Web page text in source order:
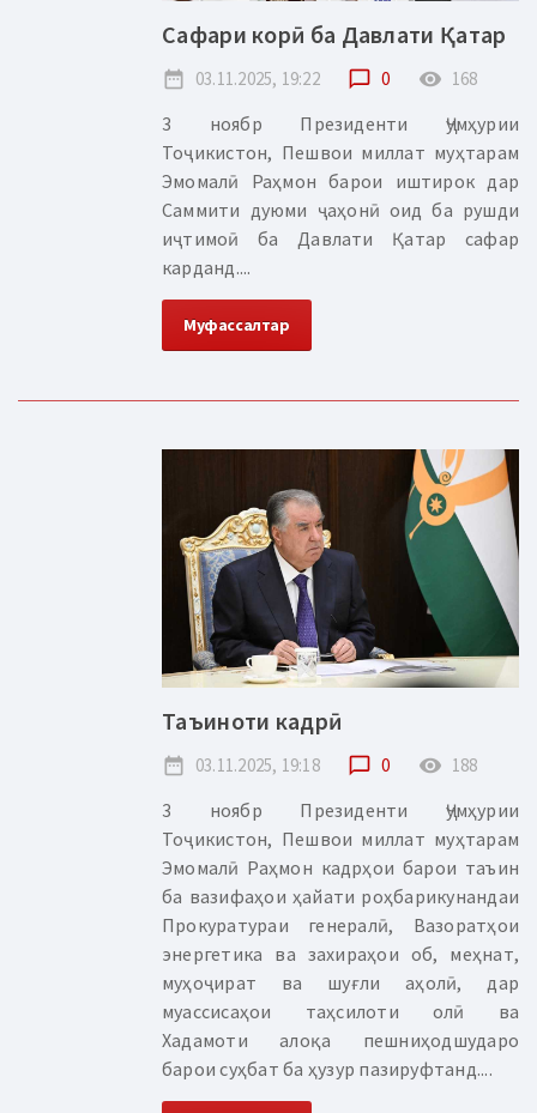
Сафари корӣ ба Давлати Қатар
date_range 03.11.2025, 19:22 chat_bubble_outline 0 remove_red_eye 168
3 ноябр Президенти Ҷумҳурии
Тоҷикистон, Пешвои миллат муҳтарам
Эмомалӣ Раҳмон барои иштирок дар
Саммити дуюми ҷаҳонӣ оид ба рушди
иҷтимоӣ ба Давлати Қатар сафар
карданд....
Муфассалтар
Таъиноти кадрӣ
date_range 03.11.2025, 19:18 chat_bubble_outline 0 remove_red_eye 188
3 ноябр Президенти Ҷумҳурии
Тоҷикистон, Пешвои миллат муҳтарам
Эмомалӣ Раҳмон кадрҳои барои таъин
ба вазифаҳои ҳайати роҳбарикунандаи
Прокуратураи генералӣ, Вазоратҳои
энергетика ва захираҳои об, меҳнат,
муҳоҷират ва шуғли аҳолӣ, дар
муассисаҳои таҳсилоти олӣ ва
Хадамоти алоқа пешниҳодшударо
барои суҳбат ба ҳузур пазируфтанд....